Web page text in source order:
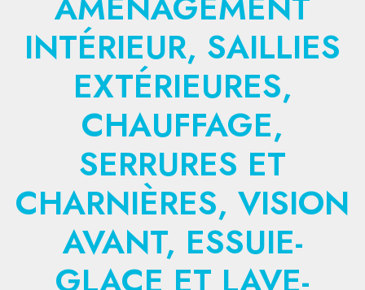
INTÉRIEUR, SAILLIES
EXTÉRIEURES,
CHAUFFAGE,
SERRURES ET
CHARNIÈRES, VISION
AVANT, ESSUIE-